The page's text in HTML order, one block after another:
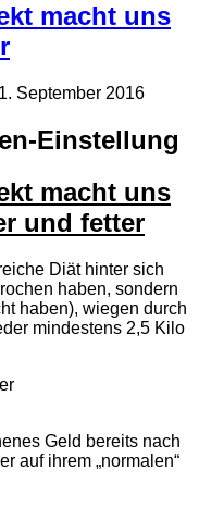
macht uns
1. September 2016
macht uns
und fetter
Diät hinter sich
haben, sondern
haben), wiegen durch
mindestens 2,5 Kilo
Geld bereits nach
auf ihrem „normalen“